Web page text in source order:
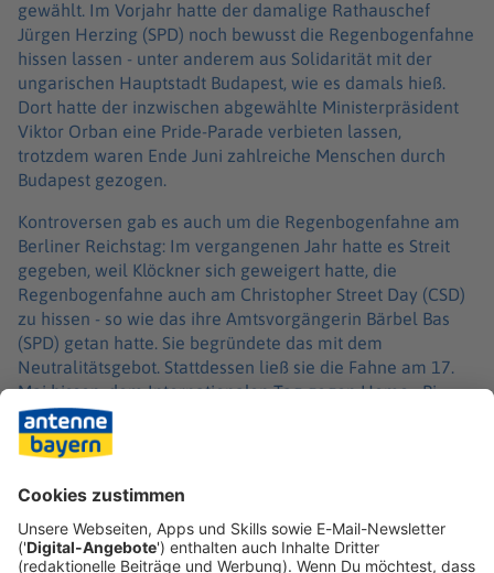
gewählt. Im Vorjahr hatte der damalige Rathauschef
Jürgen Herzing (SPD) noch bewusst die Regenbogenfahne
hissen lassen - unter anderem aus Solidarität mit der
ungarischen Hauptstadt Budapest, wie es damals hieß.
Dort hatte der inzwischen abgewählte Ministerpräsident
Viktor Orban eine Pride-Parade verbieten lassen,
trotzdem waren Ende Juni zahlreiche Menschen durch
Budapest gezogen.
Kontroversen gab es auch um die Regenbogenfahne am
Berliner Reichstag: Im vergangenen Jahr hatte es Streit
gegeben, weil Klöckner sich geweigert hatte, die
Regenbogenfahne auch am Christopher Street Day (CSD)
zu hissen - so wie das ihre Amtsvorgängerin Bärbel Bas
(SPD) getan hatte. Sie begründete das mit dem
Neutralitätsgebot. Stattdessen ließ sie die Fahne am 17.
Mai hissen, dem Internationalen Tag gegen Homo-, Bi-,
Inter- und Transfeindlichkeit.